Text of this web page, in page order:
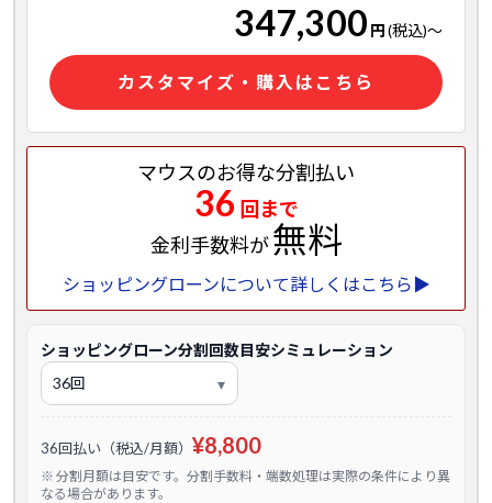
347,300 円(税込)～
カスタマイズ・購入はこちら
マウスのお得な分割払い
36 回まで
金利手数料が無料
ショッピングローンについて詳しくはこちら▶
ショッピングローン分割回数目安シミュレーション
36回払い（税込/月額） ¥8,800
※ 分割月額は目安です。分割手数料・端数処理は実際の条件により異
なる場合があります。